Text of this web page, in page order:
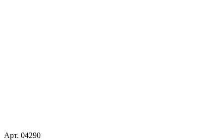
Арт. 04290